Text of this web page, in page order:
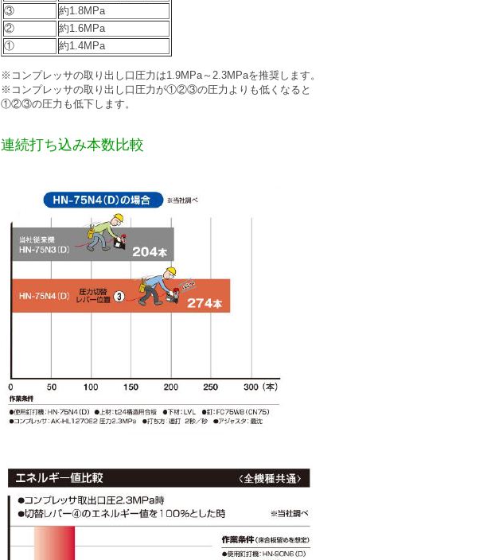
③
約1.8MPa
②
約1.6MPa
①
約1.4MPa
※コンプレッサの取り出し口圧力は1.9MPa～2.3MPaを推奨します。
※コンプレッサの取り出し口圧力が①②③の圧力よりも低くなると
①②③の圧力も低下します。
連続打ち込み本数比較